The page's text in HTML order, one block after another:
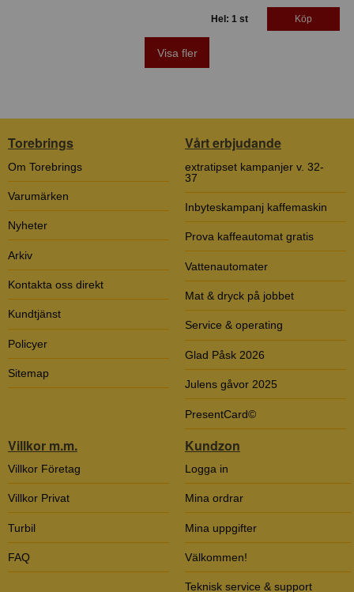
Hel: 1 st Köp
Visa fler
Torebrings
Om Torebrings
Varumärken
Nyheter
Arkiv
Kontakta oss direkt
Kundtjänst
Policyer
Sitemap
Vårt erbjudande
extratipset kampanjer v. 32-
37
Inbyteskampanj kaffemaskin
Prova kaffeautomat gratis
Vattenautomater
Mat & dryck på jobbet
Service & operating
Glad Påsk 2026
Julens gåvor 2025
PresentCard©
Villkor m.m.
Villkor Företag
Villkor Privat
Turbil
FAQ
Kundzon
Logga in
Mina ordrar
Mina uppgifter
Välkommen!
Teknisk service & support